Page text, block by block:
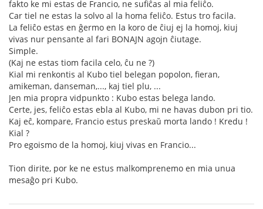
fakto ke mi estas de Francio, ne sufiĉas al mia feliĉo.
Car tiel ne estas la solvo al la homa feliĉo. Estus tro facila.
La feliĉo estas en ĝermo en la koro de ĉiuj ej la homoj, kiuj
vivas nur pensante al fari BONAJN agojn ĉiutage.
Simple.
(Kaj ne estas tiom facila celo, ĉu ne ?)
Kial mi renkontis al Kubo tiel belegan popolon, fieran,
amikeman, danseman,..., kaj tiel plu, ...
Jen mia propra vidpunkto : Kubo estas belega lando.
Certe, jes, feliĉo estas ebla al Kubo, mi ne havas dubon pri tio.
Kaj eĉ, kompare, Francio estus preskaŭ morta lando ! Kredu !
Kial ?
Pro egoismo de la homoj, kiuj vivas en Francio...
Tion dirite, por ke ne estus malkomprenemo en mia unua
mesaĝo pri Kubo.